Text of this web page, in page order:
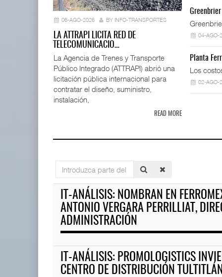
06-AGO-2026 BY INFO-TRANSPORTES
LA ATTRAPI LICITA RED DE
TELECOMUNICACIO…
La Agencia de Trenes y Transporte
Público Integrado (ATTRAPI) abrió una
licitación pública internacional para
contratar el diseño, suministro,
instalación,
READ MORE
04-AGO-
Planta
Los
02-AGO-
Introduzca
parte
del
títuloIT-ANÁLISIS: NOMBRAN EN
ANTONIO VERGARA PERRILLIAT,
ADMINISTRACIÓN
IT-ANÁLISIS: PROMOLOGISTICS
CENTRO DE DISTRIBUCIÓN TULTITLÁN
AMANAC, treinta y nueve años
navegando el cam ...
05 AGO 2026
TMAZ eleva 77% movimiento de
carga suelta y s ...
05 AGO 2026
La
06 AGO
05 AGO 2026
APM Terminals incrementa
EE.UU. plantea nuevas
05 AGO 2026